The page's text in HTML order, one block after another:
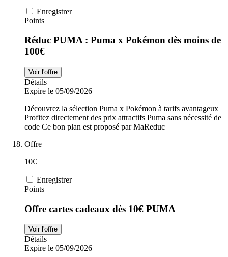
Enregistrer
Points
Réduc PUMA : Puma x Pokémon dès moins de
100€
Voir l'offre
Détails
Expire le 05/09/2026
Découvrez la sélection Puma x Pokémon à tarifs avantageux
Profitez directement des prix attractifs Puma sans nécessité de
code Ce bon plan est proposé par MaReduc
Offre
10€
Enregistrer
Points
Offre cartes cadeaux dès 10€ PUMA
Voir l'offre
Détails
Expire le 05/09/2026